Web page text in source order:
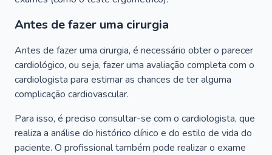
Antes de fazer uma cirurgia
Antes de fazer uma cirurgia, é necessário obter o parecer
cardiológico, ou seja, fazer uma avaliação completa com o
cardiologista para estimar as chances de ter alguma
complicação cardiovascular.
Para isso, é preciso consultar-se com o cardiologista, que
realiza a análise do histórico clínico e do estilo de vida do
paciente. O profissional também pode realizar o exame